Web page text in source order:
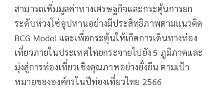
สามารถเพิ่มมูลค่าทางเศรษฐกิจและกระตุ้นการยก
ระดับห่วงโซ่อุปทานอย่างมีประสิทธิภาพตามแนวคิด
BCG Model และเพื่อกระตุ้นให้เกิดการเดินทางท่อง
เที่ยวภายในประเทศไทยกระจายไปยัง 5 ภูมิภาคและ
มุ่งสู่การท่องเที่ยวเชิงคุณภาพอย่างยั่งยืน ตามเป้า
หมายขององค์กรในปีท่องเที่ยวไทย 2566